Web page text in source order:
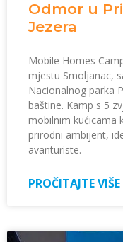
Odmor u
Jezera
Mobile Homes
mjestu Smoljanac,
Nacionalnog parka
baštine. Kamp s 5
mobilnim kućicama
prirodni ambijent,
avanturiste.
PROČITAJTE